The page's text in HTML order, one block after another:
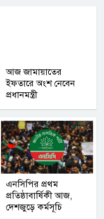
আজ জামায়াতের
ইফতারে অংশ নেবেন
প্রধানমন্ত্রী
এনসিপির প্রথম
প্রতিষ্ঠাবার্ষিকী আজ,
দেশজুড়ে কর্মসূচি